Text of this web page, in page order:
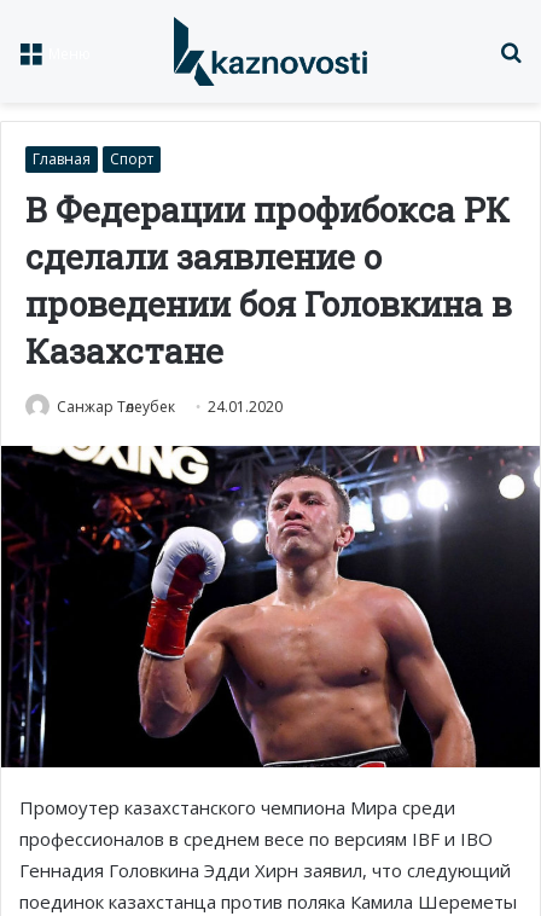
Главная Спорт
В Федерации профибокса РК
сделали заявление о
проведении боя Головкина в
Казахстане
Санжар Төлеубек 24.01.2020
Промоутер казахстанского чемпиона Мира среди
профессионалов в среднем весе по версиям IBF и IBO
Геннадия Головкина Эдди Хирн заявил, что следующий
поединок казахстанца против поляка Камила Шереметы